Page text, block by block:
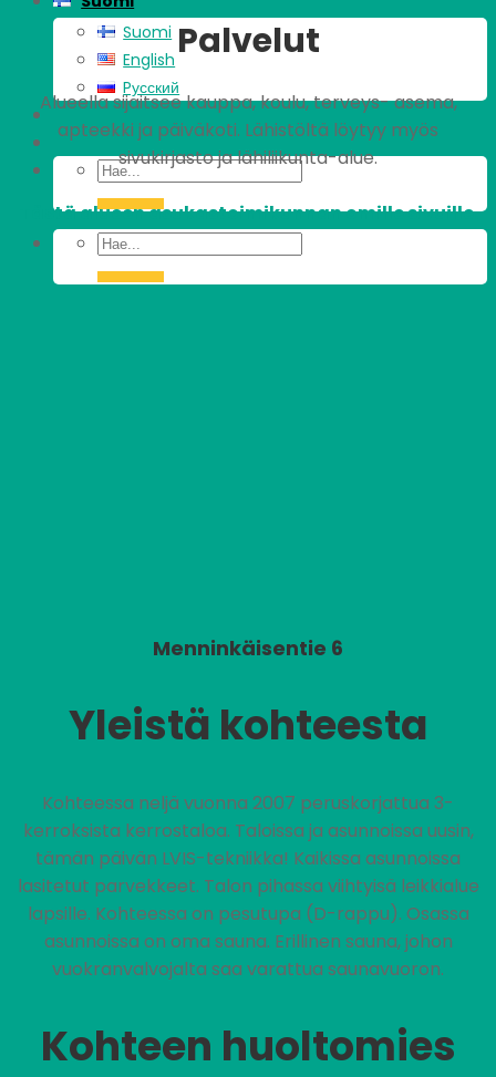
Suomi
English
Pусский
Palvelut
Alueella sijaitsee kauppa, koulu, terveys- asema,
apteekki ja päiväkoti. Lähistöltä löytyy myös
sivukirjasto ja lähiliikunta-alue.
Tästä alueen asukastoimikunnan omille sivuille.
Menninkäisentie 6
Yleistä kohteesta
Kohteessa neljä vuonna 2007 peruskorjattua 3-
kerroksista kerrostaloa. Taloissa ja asunnoissa uusin,
tämän päivän LVIS-tekniikka! Kaikissa asunnoissa
lasitetut parvekkeet. Talon pihassa viihtyisä leikkialue
lapsille. Kohteessa on pesutupa (D-rappu). Osassa
asunnoissa on oma sauna. Erillinen sauna, johon
vuokranvalvojalta saa varattua saunavuoron.
Kohteen huoltomies